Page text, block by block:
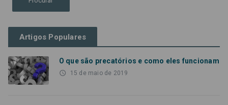
Artigos Populares
O que são precatórios e como eles funcionam
access_time 15 de maio de 2019